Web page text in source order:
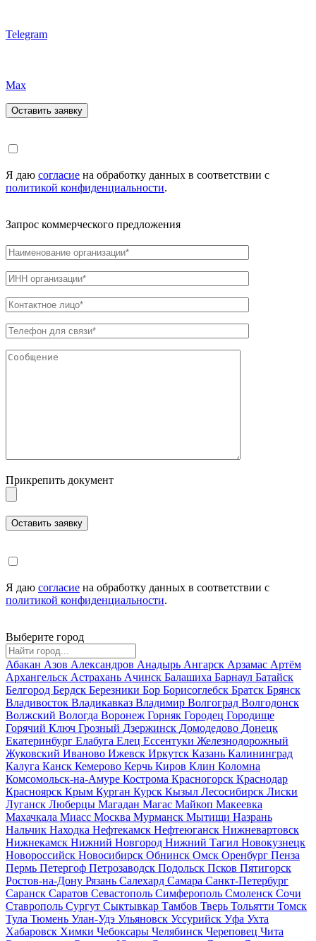
Telegram
Max
Я даю согласие на обработку данных в соответствии с
политикой конфиденциальности.
Запрос коммерческого предложения
Прикрепить документ
Я даю согласие на обработку данных в соответствии с
политикой конфиденциальности.
Выберите город
Абакан Азов Александров Анадырь Ангарск Арзамас Артём
Архангельск Астрахань Ачинск Балашиха Барнаул Батайск
Белгород Бердск Березники Бор Борисоглебск Братск Брянск
Владивосток Владикавказ Владимир Волгоград Волгодонск
Волжский Вологда Воронеж Горняк Городец Городище
Горячий Ключ Грозный Дзержинск Домодедово Донецк
Екатеринбург Елабуга Елец Ессентуки Железнодорожный
Жуковский Иваново Ижевск Иркутск Казань Калининград
Калуга Канск Кемерово Керчь Киров Клин Коломна
Комсомольск-на-Амуре Кострома Красногорск Краснодар
Красноярск Крым Курган Курск Кызыл Лесосибирск Лиски
Луганск Люберцы Магадан Магас Майкоп Макеевка
Махачкала Миасс Москва Мурманск Мытищи Назрань
Нальчик Находка Нефтекамск Нефтеюганск Нижневартовск
Нижнекамск Нижний Новгород Нижний Тагил Новокузнецк
Новороссийск Новосибирск Обнинск Омск Оренбург Пенза
Пермь Петергоф Петрозаводск Подольск Псков Пятигорск
Ростов-на-Дону Рязань Салехард Самара Санкт-Петербург
Саранск Саратов Севастополь Симферополь Смоленск Сочи
Ставрополь Сургут Сыктывкар Тамбов Тверь Тольятти Томск
Тула Тюмень Улан-Удэ Ульяновск Уссурийск Уфа Ухта
Хабаровск Химки Чебоксары Челябинск Череповец Чита